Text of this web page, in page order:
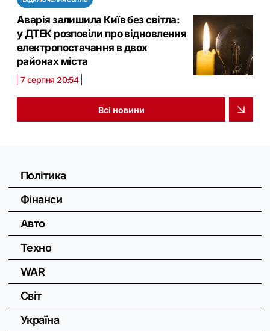
Аварія залишила Київ без світла:
у ДТЕК розповіли про відновлення
електропостачання в двох
районах міста
7 серпня 20:54
Всі новини
Політика
Фінанси
Авто
Техно
WAR
Світ
Україна